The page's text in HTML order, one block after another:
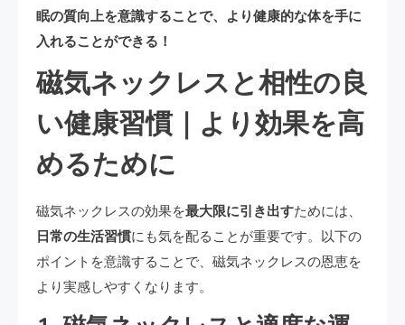
眠の質向上を意識することで、より健康的な体を手に
入れることができる！
磁気ネックレスと相性の良
い健康習慣｜より効果を高
めるために
磁気ネックレスの効果を最大限に引き出すためには、
日常の生活習慣にも気を配ることが重要です。以下の
ポイントを意識することで、磁気ネックレスの恩恵を
より実感しやすくなります。